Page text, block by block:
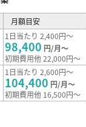
月額目安
1日当たり 2,400円～
98,400 円/月～
初期費用他 22,000円～
1日当たり 2,600円～
104,400 円/月～
初期費用他 16,500円～